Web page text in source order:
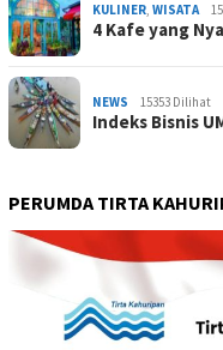
KULINER, WISATA
4 Kafe yang
NEWS 15353 Dilihat
Indeks Bisnis
PERUMDA TIRTA